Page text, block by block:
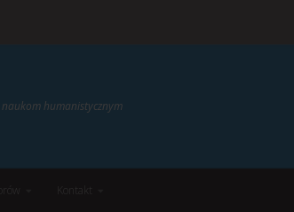
humanistycznym
Kontakt